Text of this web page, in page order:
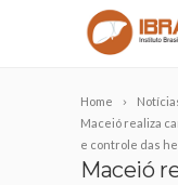
Home
Maceió realiza
e controle das
Maceió